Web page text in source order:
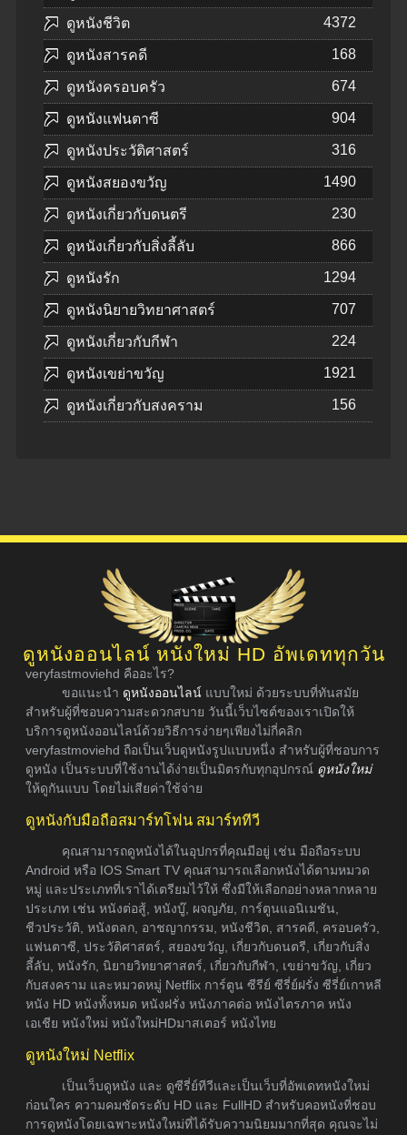
ดูหนังชีวิต 4372
ดูหนังสารคดี 168
ดูหนังครอบครัว 674
ดูหนังแฟนตาซี 904
ดูหนังประวัติศาสตร์ 316
ดูหนังสยองขวัญ 1490
ดูหนังเกี่ยวกับดนตรี 230
ดูหนังเกี่ยวกับสิ่งลี้ลับ 866
ดูหนังรัก 1294
ดูหนังนิยายวิทยาศาสตร์ 707
ดูหนังเกี่ยวกับกีฬา 224
ดูหนังเขย่าขวัญ 1921
ดูหนังเกี่ยวกับสงคราม 156
ดูหนังออนไลน์ หนังใหม่ HD อัพเดททุกวัน
veryfastmoviehd คืออะไร?
ขอแนะนำ ดูหนังออนไลน์ แบบใหม่ ด้วยระบบที่ทันสมัย
สำหรับผู้ที่ชอบความสะดวกสบาย วันนี้เว็บไซต์ของเราเปิดให้
บริการดูหนังออนไลน์ด้วยวิธีการง่ายๆเพียงไม่กี่คลิก
veryfastmoviehd ถือเป็นเว็บดูหนังรูปแบบหนึ่ง สำหรับผู้ที่ชอบการ
ดูหนัง เป็นระบบที่ใช้งานได้ง่ายเป็นมิตรกับทุกอุปกรณ์ ดูหนังใหม่
ให้ดูกันแบบ โดยไม่เสียค่าใช้จ่าย
ดูหนังกับมือถือสมาร์ทโฟน สมาร์ททีวี
คุณสามารถดูหนังได้ในอุปกรที่คุณมีอยู่ เช่น มือถือระบบ
Android หรือ IOS Smart TV คุณสามารถเลือกหนังได้ตามหมวด
หมู่ และประเภทที่เราได้เตรียมไว้ให้ ซึ่งมีให้เลือกอย่างหลากหลาย
ประเภท เช่น หนังต่อสู้, หนังบู๊, ผจญภัย, การ์ตูนแอนิเมชัน,
ชีวประวัติ, หนังตลก, อาชญากรรม, หนังชีวิต, สารคดี, ครอบครัว,
แฟนตาซี, ประวัติศาสตร์, สยองขวัญ, เกี่ยวกับดนตรี, เกี่ยวกับสิ่ง
ลี้ลับ, หนังรัก, นิยายวิทยาศาสตร์, เกี่ยวกับกีฬา, เขย่าขวัญ, เกี่ยว
กับสงคราม และหมวดหมู่ Netflix การ์ตูน ซีรีย์ ซีรี่ย์ฝรั่ง ซีรี่ย์เกาหลี
หนัง HD หนังทั้งหมด หนังฝรั่ง หนังภาคต่อ หนังไตรภาค หนัง
เอเชีย หนังใหม่ หนังใหม่HDมาสเตอร์ หนังไทย
ดูหนังใหม่ Netflix
เป็นเว็บดูหนัง และ ดูซีรี่ย์ทีวีและเป็นเว็บที่อัพเดทหนังใหม่
ก่อนใคร ความคมชัดระดับ HD และ FullHD สำหรับคอหนังที่ชอบ
การดูหนังโดยเฉพาะหนังใหม่ที่ได้รับความนิยมมากที่สุด คุณจะไม่